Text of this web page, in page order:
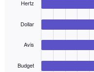
chart
Hertz
Dollar
Avis
Budget